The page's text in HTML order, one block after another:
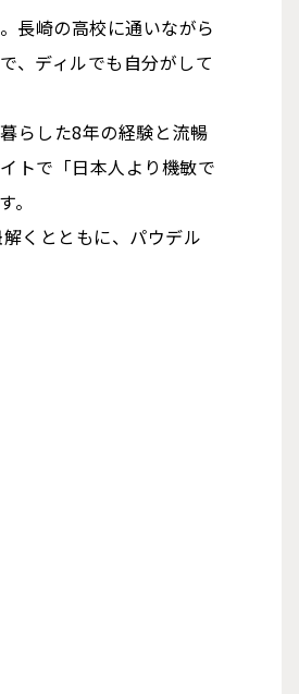
長崎の高校に通いながら
、ディルでも自分がして
らした8年の経験と流暢
トで「日本人より機敏で
くとともに、パウデル